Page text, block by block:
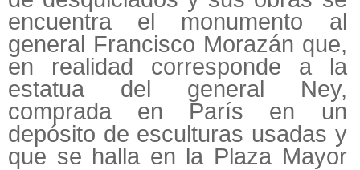
encuentra el monumento al
general Francisco Morazán que,
en realidad corresponde a la
estatua del general Ney,
comprada en París en un
depósito de esculturas usadas y
que se halla en la Plaza Mayor